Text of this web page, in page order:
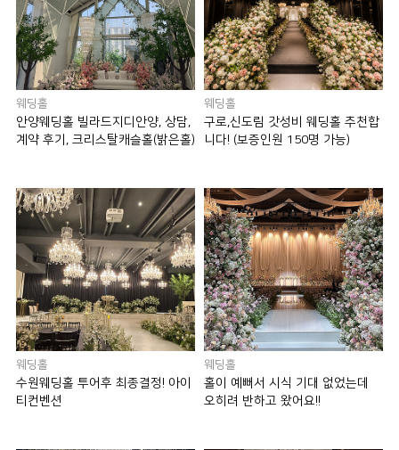
웨딩홀
안양웨딩홀 빌라드지디안양, 상담,
계약 후기, 크리스탈캐슬홀(밝은홀)
웨딩홀
구로,신도림 갓성비 웨딩홀 추천합
니다! (보증인원 150명 가능)
웨딩홀
수원웨딩홀 투어후 최종결정! 아이
티컨벤션
웨딩홀
홀이 예뻐서 시식 기대 없었는데
오히려 반하고 왔어요!!